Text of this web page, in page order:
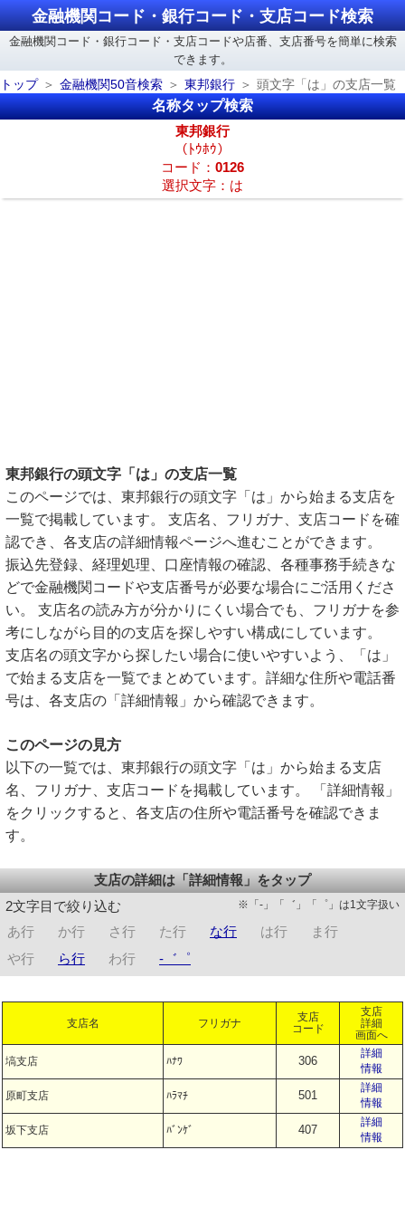
金融機関コード・銀行コード・支店コード検索
金融機関コード・銀行コード・支店コードや店番、支店番号を簡単に検索
できます。
トップ
金融機関50音検索 東邦銀行 頭文字「は」の支店一覧
名称タップ検索
東邦銀行
（ﾄｳﾎｳ）
コード： 0126
選択文字：は
東邦銀行の頭文字「は」の支店一覧
このページでは、東邦銀行の頭文字「は」から始まる支店を
一覧で掲載しています。 支店名、フリガナ、支店コードを確
認でき、各支店の詳細情報ページへ進むことができます。
振込先登録、経理処理、口座情報の確認、各種事務手続きな
どで金融機関コードや支店番号が必要な場合にご活用くださ
い。 支店名の読み方が分かりにくい場合でも、フリガナを参
考にしながら目的の支店を探しやすい構成にしています。
支店名の頭文字から探したい場合に使いやすいよう、「は」
で始まる支店を一覧でまとめています。詳細な住所や電話番
号は、各支店の「詳細情報」から確認できます。
このページの見方
以下の一覧では、東邦銀行の頭文字「は」から始まる支店
名、フリガナ、支店コードを掲載しています。 「詳細情報」
をクリックすると、各支店の住所や電話番号を確認できま
す。
支店の詳細は「詳細情報」をタップ
2文字目で絞り込む
※「-」「゛」「゜」は1文字扱い
あ行 か行 さ行 た行 な行 は行
ま行
や行
ら行 わ行 -゛゜
支店名 フリガナ
支店
コード
支店
詳細
画面へ
塙支店 ﾊﾅﾜ 306
詳細
情報
原町支店 ﾊﾗﾏﾁ 501
詳細
情報
坂下支店 ﾊﾞﾝｹﾞ 407
詳細
情報